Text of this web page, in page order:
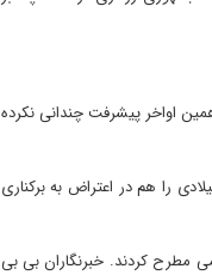
را در سال ۱۹۹۶ میلادی تاسیس کرد، اما تا همین اواخر پیشرفت چندانی نکرده
انتخابات سال ۲۰۰۲ میلادی تنها یک کرسی به دست آورد (که آن را هم خود عمران خان برد) و انتخابات سال ۲۰۰۸ میلادی را هم در اعتراض به برکناری
مطرح کردند. خبرنگاران بی بی